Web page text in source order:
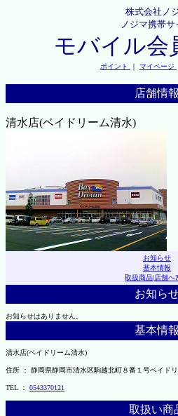
株式会社ノ
ノジマ携帯サ
モバイル会
ポイント ｜ マイページ
店舗情報
清水店(ベイドリーム清水)
お知らせ
基本情報
取扱商品|店舗へ
お知ら
お知らせはありません。
基本情報
清水店(ベイドリーム清水)
住所 ： 静岡県静岡市清水区駒越北町８番１号ベイド
TEL ： 0543370121
取扱い商